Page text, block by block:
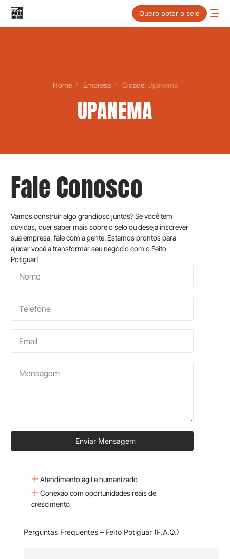
Quero obter o selo
Home Empresa Cidade: Upanema
UPANEMA
Fale Conosco
Vamos construir algo grandioso juntos? Se você tem
dúvidas, quer saber mais sobre o selo ou deseja inscrever
sua empresa, fale com a gente. Estamos prontos para
ajudar você a transformar seu negócio com o Feito
Potiguar!
Enviar Mensagem
Atendimento ágil e humanizado
Conexão com oportunidades reais de
crescimento
Perguntas Frequentes – Feito Potiguar (F.A.Q.)